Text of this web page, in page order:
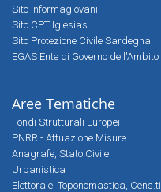
Sito Informagiovani
Sito CPT Iglesias
Sito Protezione Civile Sardegna
EGAS Ente di Governo dell'Ambito
Aree Tematiche
Fondi Strutturali Europei
PNRR - Attuazione Misure
Anagrafe, Stato Civile
Urbanistica
Elettorale, Toponomastica, Cens.ti